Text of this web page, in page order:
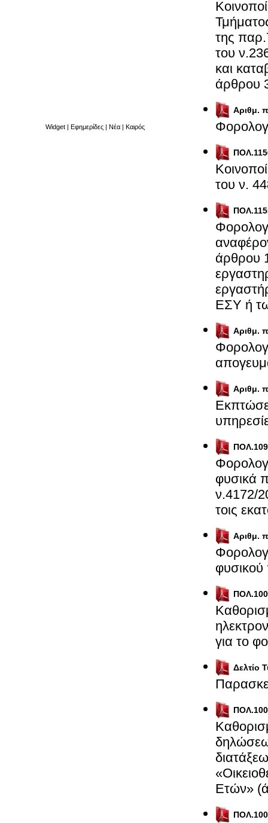
Widget| Εφημερίδες| Νέα | Καιρός
της
του
και
άρθρου
Αριθμ.
του ν.
άρθρου
ΕΣΥ ή
Αριθμ.
Αριθμ.
φυσικά
ν.4172/
τοις
Αριθμ.
για το
Δελτίο
Ετών»